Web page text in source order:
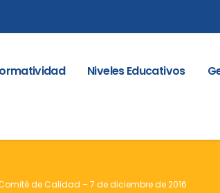
Niveles Educativos
de Calidad – 7 de diciembre de 2016